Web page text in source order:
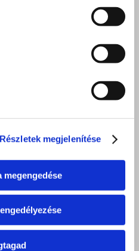
Részletek megjelenítése
megengedése